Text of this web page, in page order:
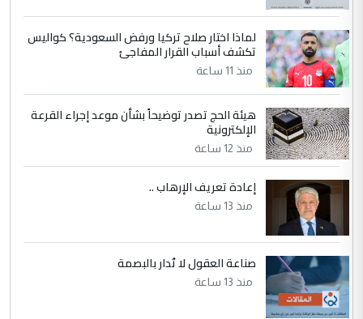
5 عبد الأمير جاسم هليل
التعليق : نحن اباء الطلاب الأوائل على العراق
نتشرف بلقاء السيد احمد الصافي في العتبات
الموضوع :
مكتب السيد احمد الصافي : لا يوجود
لدينا اي حساب على الفيس بوك وتويتر
لماذا اختار صلاح تركيا ورفض السعودية؟ كواليس
تكشف أسباب القرار المفاجئ
منذ 11 ساعة
هيئة الحج تصدر توضيحاً بشأن موعد إجراء القرعة
الإلكترونية
منذ 12 ساعة
إعادة تعريف الإرهاب ..
منذ 13 ساعة
صناعة العقول لا تُدار بالبصمة
منذ 13 ساعة